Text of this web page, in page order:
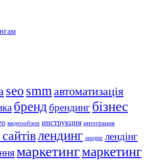
seo smm автоматизація
бренд брендинг бізнес
видеообзор инструкция интеграция
лендинг лендінг лендінг
маркетингмаркетинг